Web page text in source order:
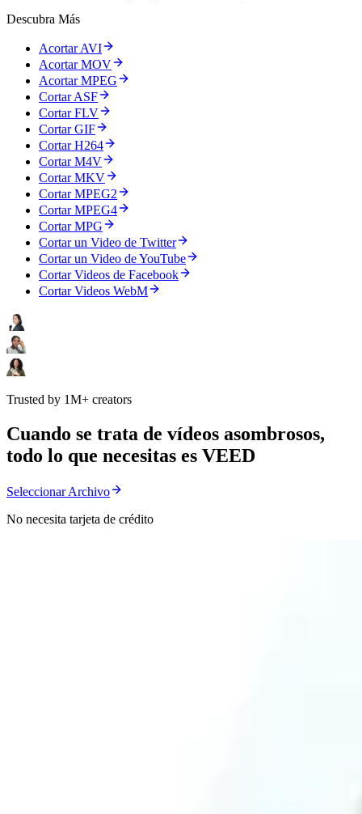
Descubra Más
Acortar AVI
Acortar MOV
Acortar MPEG
Cortar ASF
Cortar FLV
Cortar GIF
Cortar H264
Cortar M4V
Cortar MKV
Cortar MPEG2
Cortar MPEG4
Cortar MPG
Cortar un Video de Twitter
Cortar un Video de YouTube
Cortar Videos de Facebook
Cortar Videos WebM
Trusted by 1M+ creators
Cuando se trata de vídeos asombrosos,
todo lo que necesitas es VEED
Seleccionar Archivo
No necesita tarjeta de crédito